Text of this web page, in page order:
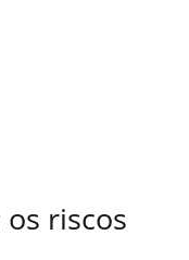
riscos